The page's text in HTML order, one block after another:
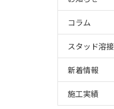
コラム
スタッド溶接
新着情報
施工実績